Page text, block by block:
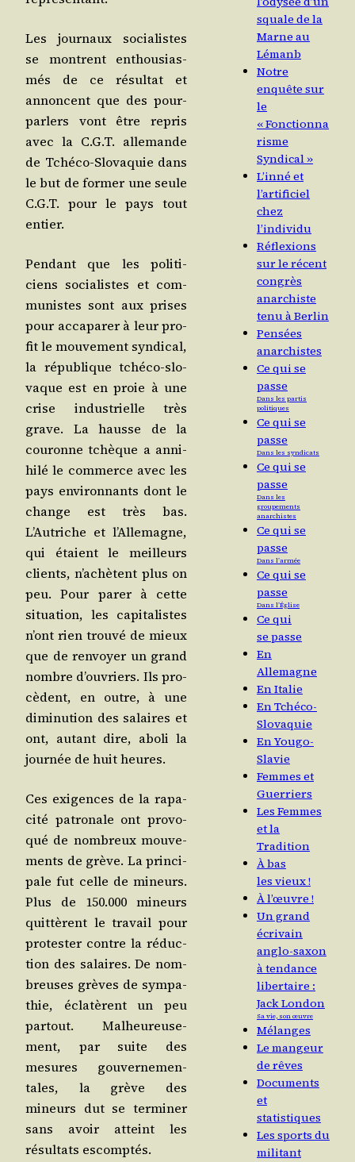
Les jour­naux socia­listes
se montrent enthou­sias­
més de ce résul­tat et
annoncent que des pour­
par­lers vont être repris
avec la C.G.T. alle­mande
de Tché­co-Slo­va­quie dans
le but de for­mer une seule
C.G.T. pour le pays tout
entier.
Pen­dant que les poli­ti­
ciens socia­listes et com­
mu­nistes sont aux prises
pour acca­pa­rer à leur pro­
fit le mou­ve­ment syn­di­cal,
la répu­blique tché­co-slo­
vaque est en proie à une
crise indus­trielle très
grave. La hausse de la
cou­ronne tchèque a anni­
hi­lé le com­merce avec les
pays envi­ron­nants dont le
change est très bas.
L’Autriche et l’Allemagne,
qui étaient le meilleurs
clients, n’achètent plus on
peu. Pour parer à cette
situa­tion, les capi­ta­listes
n’ont rien trou­vé de mieux
que de ren­voyer un grand
nombre d’ouvriers. Ils pro­
cèdent, en outre, à une
dimi­nu­tion des salaires et
ont, autant dire, abo­li la
jour­née de huit heures.
Ces exi­gences de la rapa­
ci­té patro­nale ont pro­vo­
qué de nom­breux mou­ve­
ments de grève. La prin­ci­
pale fut celle de mineurs.
Plus de 150.000 mineurs
quit­tèrent le tra­vail pour
pro­tes­ter contre la réduc­
tion des salaires. De nom­
breuses grèves de sym­pa­
thie, écla­tèrent un peu
par­tout. Mal­heu­reu­se­
ment, par suite des
mesures gou­ver­ne­men­
tales, la grève des
mineurs dut se ter­mi­ner
sans avoir atteint les
résul­tats escomptés.
squale de la
Marne au
Lémanb
Notre
enquête sur
le
« Fonctionna
risme
Syndical »
L’inné et
l’artificiel
chez
l’individu
Réflexions
sur le récent
congrès
anarchiste
tenu à Berlin
Pensées
anarchistes
Ce qui se
passe
Dans les partis
politiques
Ce qui se
passe
Dans les syndicats
Ce qui se
passe
Dans les
groupements
anarchistes
Ce qui se
passe
Dans l’armée
Ce qui se
passe
Dans l’Église
Ce qui
se passe
En
Allemagne
En Italie
En Tchéco-
Slovaquie
En Yougo-
Slavie
Femmes et
Guerriers
Les Femmes
et la
Tradition
À bas
les vieux !
À l’œuvre !
Un grand
écrivain
anglo-saxon
à tendance
libertaire :
Jack London
Sa vie, son œuvre
Mélanges
Le mangeur
de rêves
Documents
et
statistiques
Les sports du
militant